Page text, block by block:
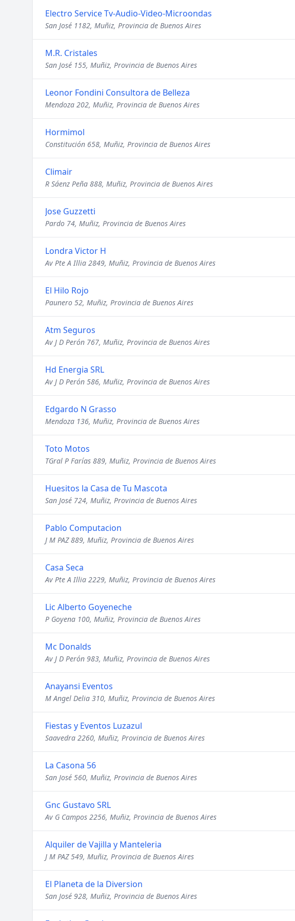
Electro Service Tv-Audio-Video-Microondas
San José 1182, Muñiz, Provincia de Buenos Aires
M.R. Cristales
San José 155, Muñiz, Provincia de Buenos Aires
Leonor Fondini Consultora de Belleza
Mendoza 202, Muñiz, Provincia de Buenos Aires
Hormimol
Constitución 658, Muñiz, Provincia de Buenos Aires
Climair
R Sáenz Peña 888, Muñiz, Provincia de Buenos Aires
Jose Guzzetti
Pardo 74, Muñiz, Provincia de Buenos Aires
Londra Victor H
Av Pte A Illia 2849, Muñiz, Provincia de Buenos Aires
El Hilo Rojo
Paunero 52, Muñiz, Provincia de Buenos Aires
Atm Seguros
Av J D Perón 767, Muñiz, Provincia de Buenos Aires
Hd Energia SRL
Av J D Perón 586, Muñiz, Provincia de Buenos Aires
Edgardo N Grasso
Mendoza 136, Muñiz, Provincia de Buenos Aires
Toto Motos
TGral P Farías 889, Muñiz, Provincia de Buenos Aires
Huesitos la Casa de Tu Mascota
San José 724, Muñiz, Provincia de Buenos Aires
Pablo Computacion
J M PAZ 889, Muñiz, Provincia de Buenos Aires
Casa Seca
Av Pte A Illia 2229, Muñiz, Provincia de Buenos Aires
Lic Alberto Goyeneche
P Goyena 100, Muñiz, Provincia de Buenos Aires
Mc Donalds
Av J D Perón 983, Muñiz, Provincia de Buenos Aires
Anayansi Eventos
M Angel Delia 310, Muñiz, Provincia de Buenos Aires
Fiestas y Eventos Luzazul
Saavedra 2260, Muñiz, Provincia de Buenos Aires
La Casona 56
San José 560, Muñiz, Provincia de Buenos Aires
Gnc Gustavo SRL
Av G Campos 2256, Muñiz, Provincia de Buenos Aires
Alquiler de Vajilla y Manteleria
J M PAZ 549, Muñiz, Provincia de Buenos Aires
El Planeta de la Diversion
San José 928, Muñiz, Provincia de Buenos Aires